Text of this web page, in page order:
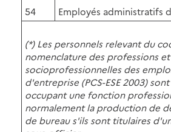
54 Employés administratifs
(*) Les personnels relevant du
nomenclature des professions
socioprofessionnelles des
d'entreprise (PCS-ESE 2003)
occupant une fonction
normalement la production de
de bureau s'ils sont titulaires